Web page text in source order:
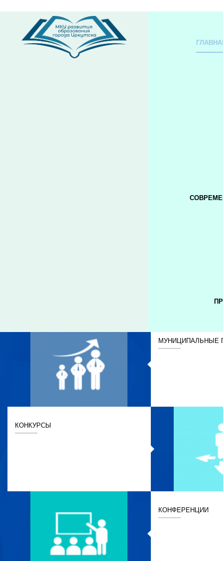
МУНИЦИПАЛЬНЫЕ
КОНКУРСЫ
КОНФЕРЕНЦИИ